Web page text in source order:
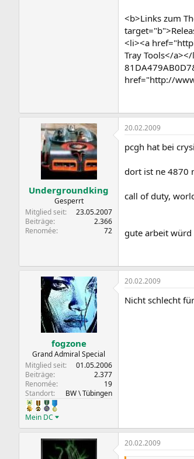
<b>Links zum
<li><a
Tray Tools</
href="http://
Undergroundking
Gesperrt
Mitglied seit
23.05.2007
Beiträge
2.366
Renomée
72
20.02.2009
pcgh hat bei
dort ist ne 4870
call of duty,
gute arbeit würd
fogzone
Grand Admiral Special
Mitglied seit
01.05.2006
Beiträge
2.377
Renomée
19
Standort
BW \ Tübingen
Mein DC
20.02.2009
Nicht schlecht
20.02.2009